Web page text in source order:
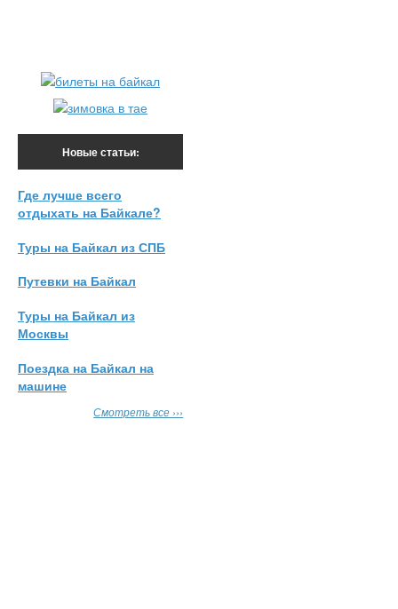
Новые статьи:
Где лучше всего
отдыхать на Байкале?
Туры на Байкал из СПБ
Путевки на Байкал
Туры на Байкал из
Москвы
Поездка на Байкал на
машине
Смотреть все ›››